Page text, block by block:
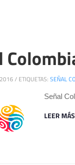
/ ETIQUETAS: SEÑAL
Señal
LEER MÁS